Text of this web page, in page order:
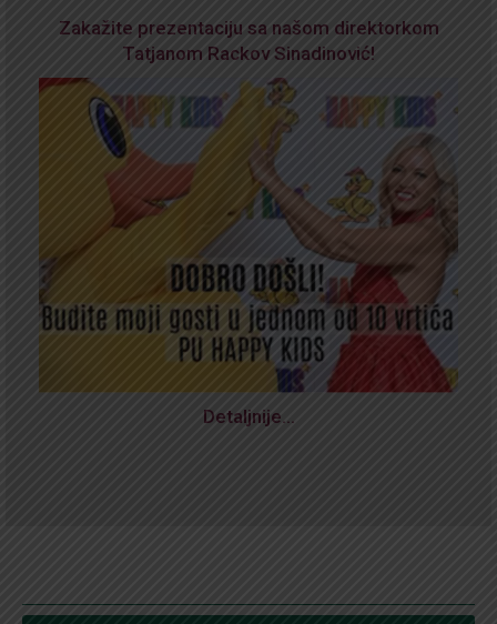
Zakažite prezentaciju sa našom direktorkom
Tatjanom Rackov Sinadinović!
Detaljnije…